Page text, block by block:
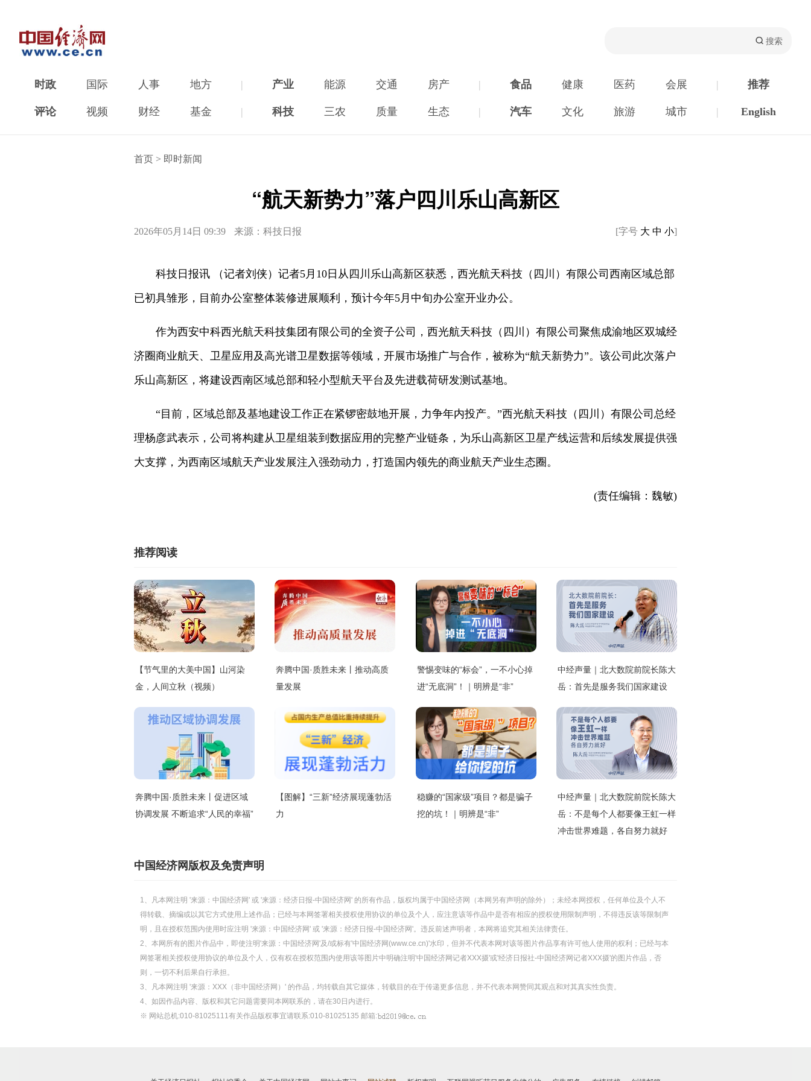
时政 国际 人事 地方 | 产业 能源 交通 房产 | 食品 健康 医药 会展 | 推荐
评论 视频 财经 基金 | 科技 三农 质量 生态 | 汽车 文化 旅游 城市 | English
首页 > 即时新闻
“航天新势力”落户四川乐山高新区
2026年05月14日 09:39 来源：科技日报 [字号 大 中 小]
科技日报讯 （记者刘侠）记者5月10日从四川乐山高新区获悉，西光航天科技（四川）有限公司西南区域总部
已初具雏形，目前办公室整体装修进展顺利，预计今年5月中旬办公室开业办公。
作为西安中科西光航天科技集团有限公司的全资子公司，西光航天科技（四川）有限公司聚焦成渝地区双城经
济圈商业航天、卫星应用及高光谱卫星数据等领域，开展市场推广与合作，被称为“航天新势力”。该公司此次落户
乐山高新区，将建设西南区域总部和轻小型航天平台及先进载荷研发测试基地。
“目前，区域总部及基地建设工作正在紧锣密鼓地开展，力争年内投产。”西光航天科技（四川）有限公司总经
理杨彦武表示，公司将构建从卫星组装到数据应用的完整产业链条，为乐山高新区卫星产线运营和后续发展提供强
大支撑，为西南区域航天产业发展注入强劲动力，打造国内领先的商业航天产业生态圈。
(责任编辑：魏敏)
推荐阅读
【节气里的大美中国】山河染
金，人间立秋（视频）
奔腾中国·质胜未来丨推动高质
量发展
警惕变味的“标会”，一不小心掉
进“无底洞”！｜明辨是“非”
中经声量｜北大数院前院长陈大
岳：首先是服务我们国家建设
奔腾中国·质胜未来丨促进区域
协调发展 不断追求“人民的幸福”
【图解】“三新”经济展现蓬勃活
力
稳赚的“国家级”项目？都是骗子
挖的坑！｜明辨是“非”
中经声量｜北大数院前院长陈大
岳：不是每个人都要像王虹一样
冲击世界难题，各自努力就好
中国经济网版权及免责声明
1、凡本网注明 '来源：中国经济网' 或 '来源：经济日报-中国经济网' 的所有作品，版权均属于中国经济网（本网另有声明的除外）；未经本网授权，任何单位及个人不
得转载、摘编或以其它方式使用上述作品；已经与本网签署相关授权使用协议的单位及个人，应注意该等作品中是否有相应的授权使用限制声明，不得违反该等限制声
明，且在授权范围内使用时应注明 '来源：中国经济网' 或 '来源：经济日报-中国经济网'。违反前述声明者，本网将追究其相关法律责任。
2、本网所有的图片作品中，即使注明'来源：中国经济网'及/或标有'中国经济网(www.ce.cn)'水印，但并不代表本网对该等图片作品享有许可他人使用的权利；已经与本
网签署相关授权使用协议的单位及个人，仅有权在授权范围内使用该等图片中明确注明'中国经济网记者XXX摄'或'经济日报社-中国经济网记者XXX摄'的图片作品，否
则，一切不利后果自行承担。
3、凡本网注明 '来源：XXX（非中国经济网）' 的作品，均转载自其它媒体，转载目的在于传递更多信息，并不代表本网赞同其观点和对其真实性负责。
4、如因作品内容、版权和其它问题需要同本网联系的，请在30日内进行。
※ 网站总机:010-81025111有关作品版权事宜请联系:010-81025135 邮箱: